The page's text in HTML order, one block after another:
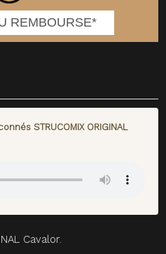
REMBOURSE*
STRUCOMIX ORIGINAL
Cavalor.